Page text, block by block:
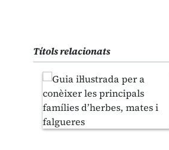
Títols relacionats